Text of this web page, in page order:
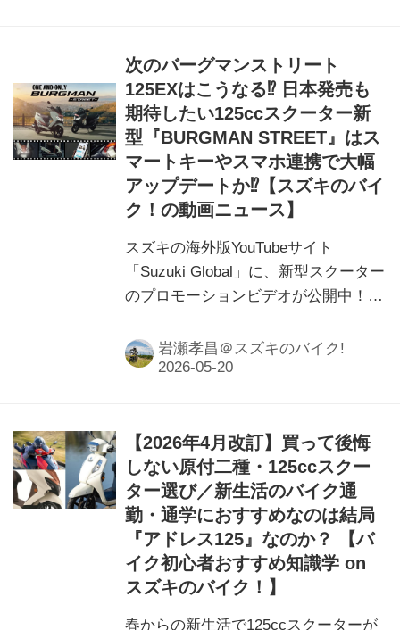
次のバーグマンストリート
125EXはこうなる⁉︎ 日本発売も
期待したい125ccスクーター新
型『BURGMAN STREET』はス
マートキーやスマホ連携で大幅
アップデートか⁉︎【スズキのバイ
ク！の動画ニュース】
スズキの海外版YouTubeサイト
「Suzuki Global」に、新型スクーター
のプロモーションビデオが公開中！
トリート”なのか⁉︎
岩瀬孝昌＠スズキのバイク!
【2026年4月改訂】買って後悔
しない原付二種・125ccスクー
ター選び／新生活のバイク通
勤・通学におすすめなのは結局
『アドレス125』なのか？ 【バ
イク初心者おすすめ知識学 on
スズキのバイク！】
春からの新生活で125ccスクーターが